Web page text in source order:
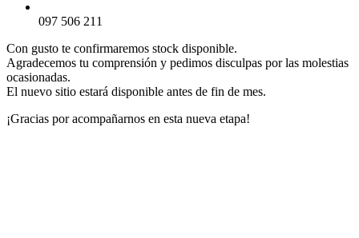
097 506 211
Con gusto te confirmaremos stock disponible.
Agradecemos tu comprensión y pedimos disculpas por las molestias
ocasionadas.
El nuevo sitio estará disponible antes de fin de mes.
¡Gracias por acompañarnos en esta nueva etapa!